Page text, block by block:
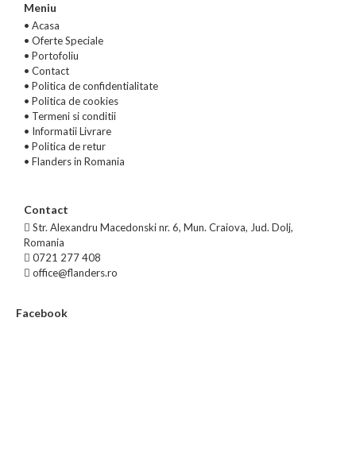
Meniu
• Acasa
• Oferte Speciale
• Portofoliu
• Contact
• Politica de confidentialitate
• Politica de cookies
• Termeni si conditii
• Informatii Livrare
• Politica de retur
• Flanders in Romania
Contact
Str. Alexandru Macedonski nr. 6, Mun. Craiova, Jud. Dolj,
Romania
0721 277 408
office@flanders.ro
Facebook